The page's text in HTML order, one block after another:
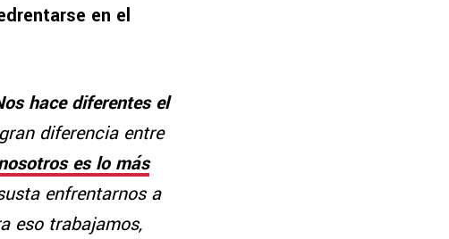
en el
hace diferentes el
diferencia entre
es lo más
enfrentarnos a
eso trabajamos,